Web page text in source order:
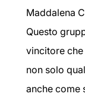
Maddalena
Questo
vincitore
non solo
anche come